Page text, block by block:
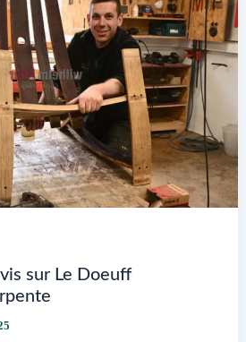
sur Le Doeuff